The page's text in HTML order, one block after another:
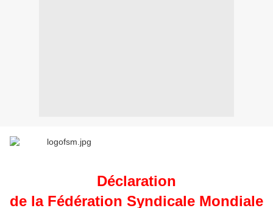
Déclaration
de la Fédération Syndicale Mondiale